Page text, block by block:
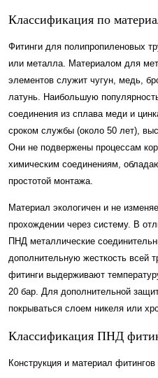
Классификация по
Фитинги для полипропиленовых
или металла. Материалом для
элементов служит чугун, медь,
латунь. Наибольшую
соединения из сплава меди и
сроком службы (около 50 лет),
Они не подвержены процессам
химическим соединениям,
простотой монтажа.
Материал экологичен и не
прохождении через систему. В
ПНД металлические
дополнительную жесткость всей
фитинги выдерживают
20 бар. Для дополнительной
покрываться слоем никеля или
Классификация ПНД
Конструкция и материал фитингов